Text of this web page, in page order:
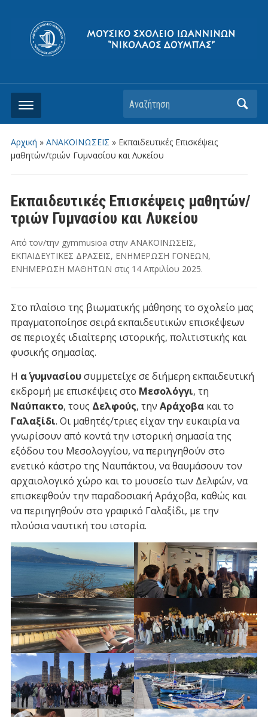
Αρχική » ΑΝΑΚΟΙΝΩΣΕΙΣ » Εκπαιδευτικές Επισκέψεις
μαθητών/τριών Γυμνασίου και Λυκείου
Εκπαιδευτικές Επισκέψεις μαθητών/
τριών Γυμνασίου και Λυκείου
Από τον/την gymmusioa στην ΑΝΑΚΟΙΝΩΣΕΙΣ,
ΕΚΠΑΙΔΕΥΤΙΚΕΣ ΔΡΑΣΕΙΣ, ΕΝΗΜΕΡΩΣΗ ΓΟΝΕΩΝ,
ΕΝΗΜΕΡΩΣΗ ΜΑΘΗΤΩΝ στις 14 Απριλίου 2025.
Στο πλαίσιο της βιωματικής μάθησης το σχολείο μας
πραγματοποίησε σειρά εκπαιδευτικών επισκέψεων
σε περιοχές ιδιαίτερης ιστορικής, πολιτιστικής και
φυσικής σημασίας.
Η α΄ γυμνασίουσυμμετείχε σε διήμερη εκπαιδευτική
εκδρομή με επισκέψεις στο Μεσολόγγι, τη
Ναύπακτο, τους Δελφούς, την Αράχοβακαι το
Γαλαξίδι. Οι μαθητές/τριες είχαν την ευκαιρία να
γνωρίσουν από κοντά την ιστορική σημασία της
εξόδου του Μεσολογγίου, να περιηγηθούν στο
ενετικό κάστρο της Ναυπάκτου, να θαυμάσουν τον
αρχαιολογικό χώρο και το μουσείο των Δελφών, να
επισκεφθούν την παραδοσιακή Αράχοβα, καθώς και
να περιηγηθούν στο γραφικό Γαλαξίδι, με την
πλούσια ναυτική του ιστορία.